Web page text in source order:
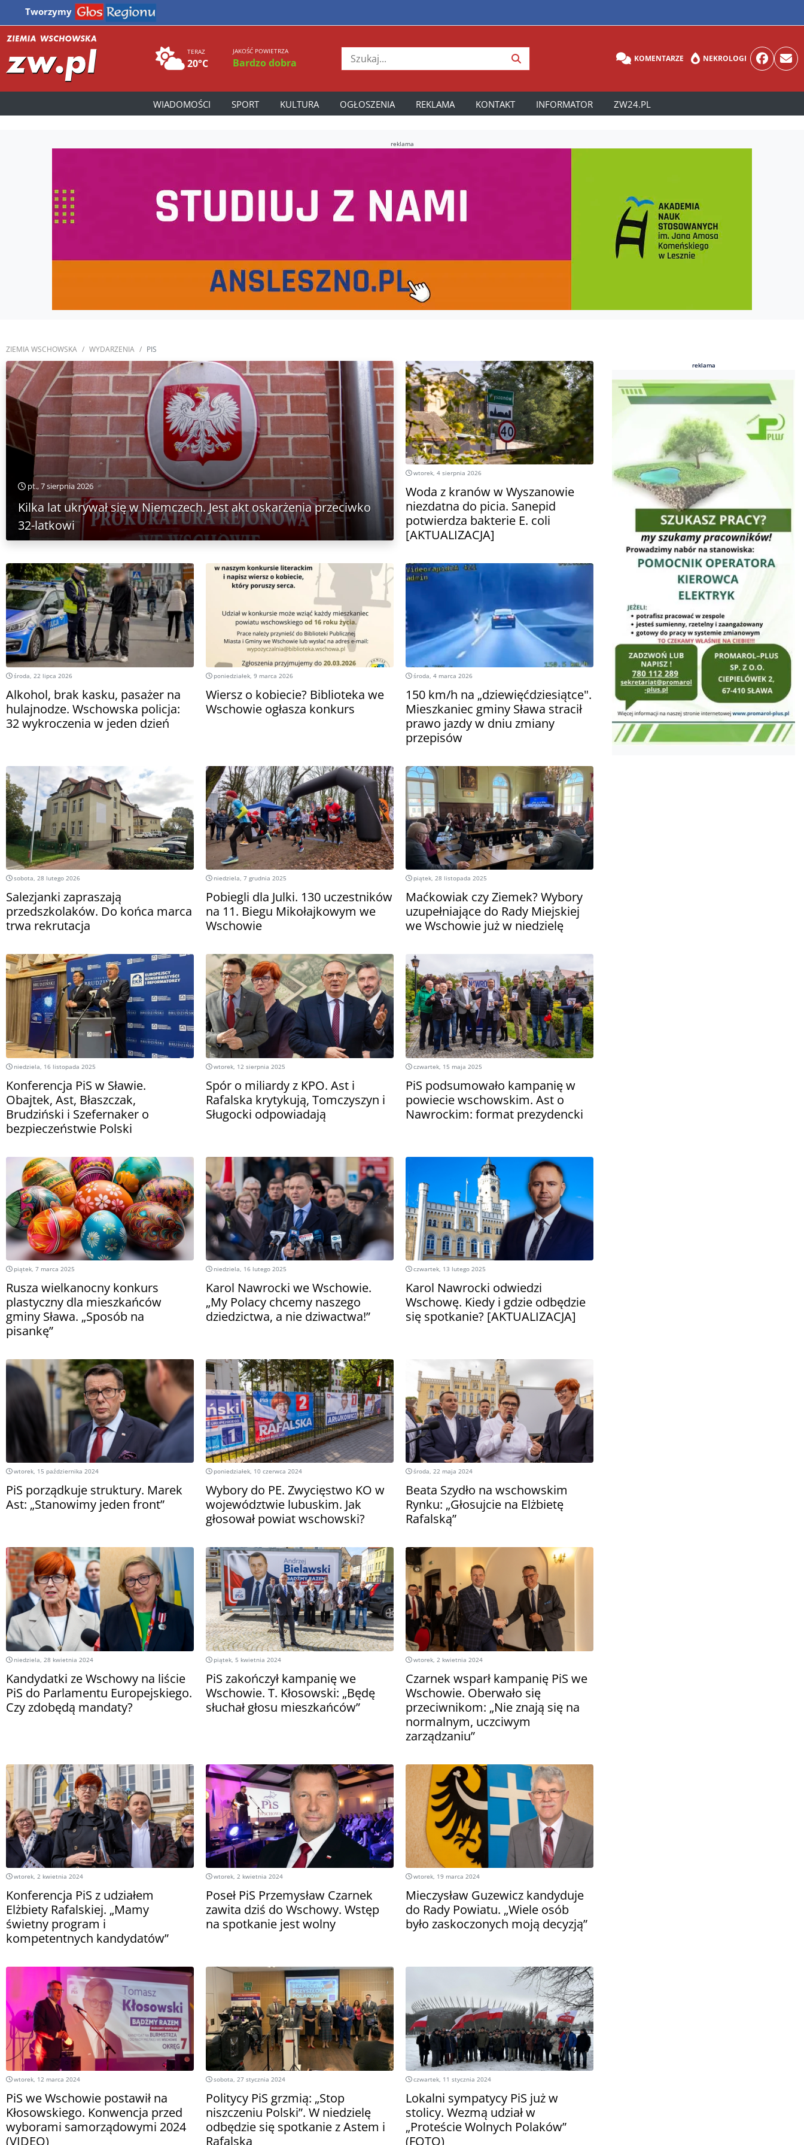
Tworzymy
TERAZ
20°C
JAKOŚĆ POWIETRZA
Bardzo dobra KOMENTARZE NEKROLOGI
WIADOMOŚCI SPORT KULTURA OGŁOSZENIA REKLAMA KONTAKT INFORMATOR ZW24.PL
reklama
ZIEMIA WSCHOWSKA WYDARZENIA PIS
pt., 7 sierpnia 2026
Kilka lat ukrywał się w Niemczech. Jest akt oskarżenia przeciwko
32-latkowi
wtorek, 4 sierpnia 2026
Woda z kranów w Wyszanowie
niezdatna do picia. Sanepid
potwierdza bakterie E. coli
[AKTUALIZACJA]
środa, 22 lipca 2026
Alkohol, brak kasku, pasażer na
hulajnodze. Wschowska policja:
32 wykroczenia w jeden dzień
poniedziałek, 9 marca 2026
Wiersz o kobiecie? Biblioteka we
Wschowie ogłasza konkurs
środa, 4 marca 2026
150 km/h na „dziewięćdziesiątce".
Mieszkaniec gminy Sława stracił
prawo jazdy w dniu zmiany
przepisów
sobota, 28 lutego 2026
Salezjanki zapraszają
przedszkolaków. Do końca marca
trwa rekrutacja
niedziela, 7 grudnia 2025
Pobiegli dla Julki. 130 uczestników
na 11. Biegu Mikołajkowym we
Wschowie
piątek, 28 listopada 2025
Maćkowiak czy Ziemek? Wybory
uzupełniające do Rady Miejskiej
we Wschowie już w niedzielę
niedziela, 16 listopada 2025
Konferencja PiS w Sławie.
Obajtek, Ast, Błaszczak,
Brudziński i Szefernaker o
bezpieczeństwie Polski
wtorek, 12 sierpnia 2025
Spór o miliardy z KPO. Ast i
Rafalska krytykują, Tomczyszyn i
Sługocki odpowiadają
czwartek, 15 maja 2025
PiS podsumowało kampanię w
powiecie wschowskim. Ast o
Nawrockim: format prezydencki
piątek, 7 marca 2025
Rusza wielkanocny konkurs
plastyczny dla mieszkańców
gminy Sława. „Sposób na
pisankę”
niedziela, 16 lutego 2025
Karol Nawrocki we Wschowie.
„My Polacy chcemy naszego
dziedzictwa, a nie dziwactwa!”
czwartek, 13 lutego 2025
Karol Nawrocki odwiedzi
Wschowę. Kiedy i gdzie odbędzie
się spotkanie? [AKTUALIZACJA]
wtorek, 15 października 2024
PiS porządkuje struktury. Marek
Ast: „Stanowimy jeden front”
poniedziałek, 10 czerwca 2024
Wybory do PE. Zwycięstwo KO w
województwie lubuskim. Jak
głosował powiat wschowski?
środa, 22 maja 2024
Beata Szydło na wschowskim
Rynku: „Głosujcie na Elżbietę
Rafalską”
niedziela, 28 kwietnia 2024
Kandydatki ze Wschowy na liście
PiS do Parlamentu Europejskiego.
Czy zdobędą mandaty?
piątek, 5 kwietnia 2024
PiS zakończył kampanię we
Wschowie. T. Kłosowski: „Będę
słuchał głosu mieszkańców”
wtorek, 2 kwietnia 2024
Czarnek wsparł kampanię PiS we
Wschowie. Oberwało się
przeciwnikom: „Nie znają się na
normalnym, uczciwym
zarządzaniu”
wtorek, 2 kwietnia 2024
Konferencja PiS z udziałem
Elżbiety Rafalskiej. „Mamy
świetny program i
kompetentnych kandydatów”
wtorek, 2 kwietnia 2024
Poseł PiS Przemysław Czarnek
zawita dziś do Wschowy. Wstęp
na spotkanie jest wolny
wtorek, 19 marca 2024
Mieczysław Guzewicz kandyduje
do Rady Powiatu. „Wiele osób
było zaskoczonych moją decyzją”
wtorek, 12 marca 2024
PiS we Wschowie postawił na
Kłosowskiego. Konwencja przed
wyborami samorządowymi 2024
(VIDEO)
sobota, 27 stycznia 2024
Politycy PiS grzmią: „Stop
niszczeniu Polski”. W niedzielę
odbędzie się spotkanie z Astem i
Rafalską
czwartek, 11 stycznia 2024
Lokalni sympatycy PiS już w
stolicy. Wezmą udział w
„Proteście Wolnych Polaków”
(FOTO)
reklama
reklama